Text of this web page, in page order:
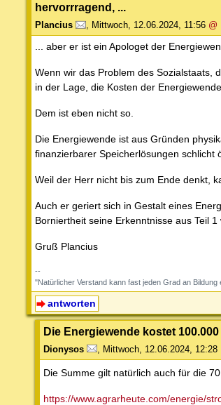
hervorrragend, ...
Plancius , Mittwoch, 12.06.2024, 11:56 @
... aber er ist ein Apologet der
Wenn wir das Problem des Sozialstaats,
in der Lage, die Kosten der
Dem ist eben nicht so.
Die Energiewende ist aus Gründen
finanzierbarer Speicherlösungen schlicht
Weil der Herr nicht bis zum Ende denkt,
Auch er geriert sich in Gestalt eines
Borniertheit seine Erkenntnisse aus Teil 1
Gruß Plancius
--
"Natürlicher Verstand kann fast jeden Grad an
antworten
Die Energiewende kostet
Dionysos Mittwoch, 12.06.2024, 12:28
Die Summe gilt natürlich auch für die
https://www.agrarheute.com/energie/